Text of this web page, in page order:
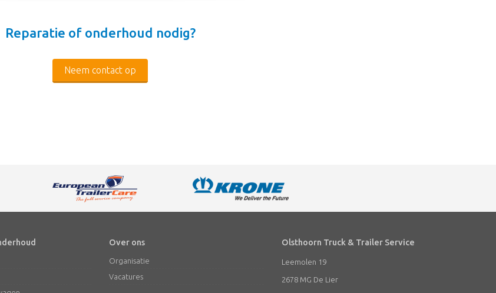
Reparatie of onderhoud nodig?
Neem contact op
Over ons
Organisatie
Vacatures
Olsthoorn Truck & Trailer Service
Leemolen 19
2678 MG De Lier